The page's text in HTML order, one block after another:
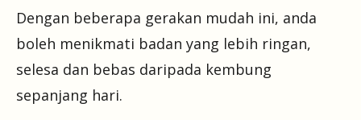
Dengan beberapa gerakan mudah ini, anda
boleh menikmati badan yang lebih ringan,
selesa dan bebas daripada kembung
sepanjang hari.